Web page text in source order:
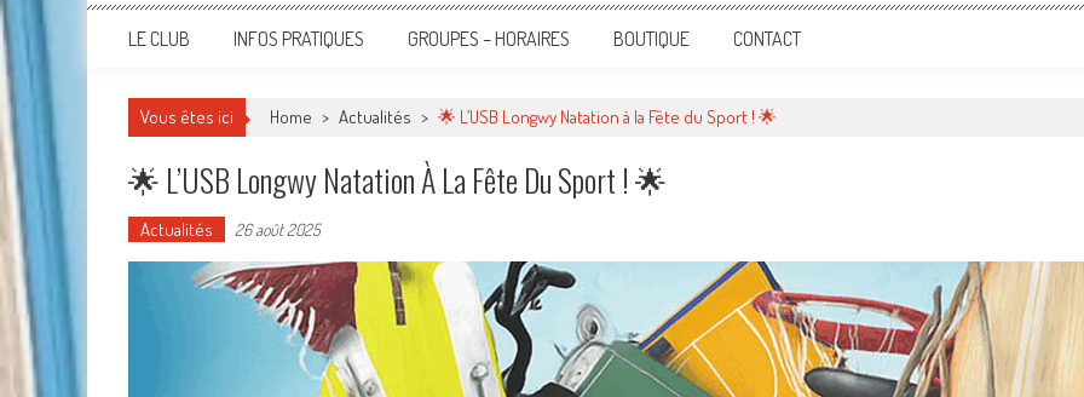
LE CLUB INFOS PRATIQUES GROUPES – HORAIRES BOUTIQUE CONTACT
Vous êtes ici Home > Actualités > 🌟 L’USB Longwy Natation à la Fête du Sport ! 🌟
🌟 L’USB Longwy Natation À La Fête Du Sport ! 🌟
Actualités 26 août 2025